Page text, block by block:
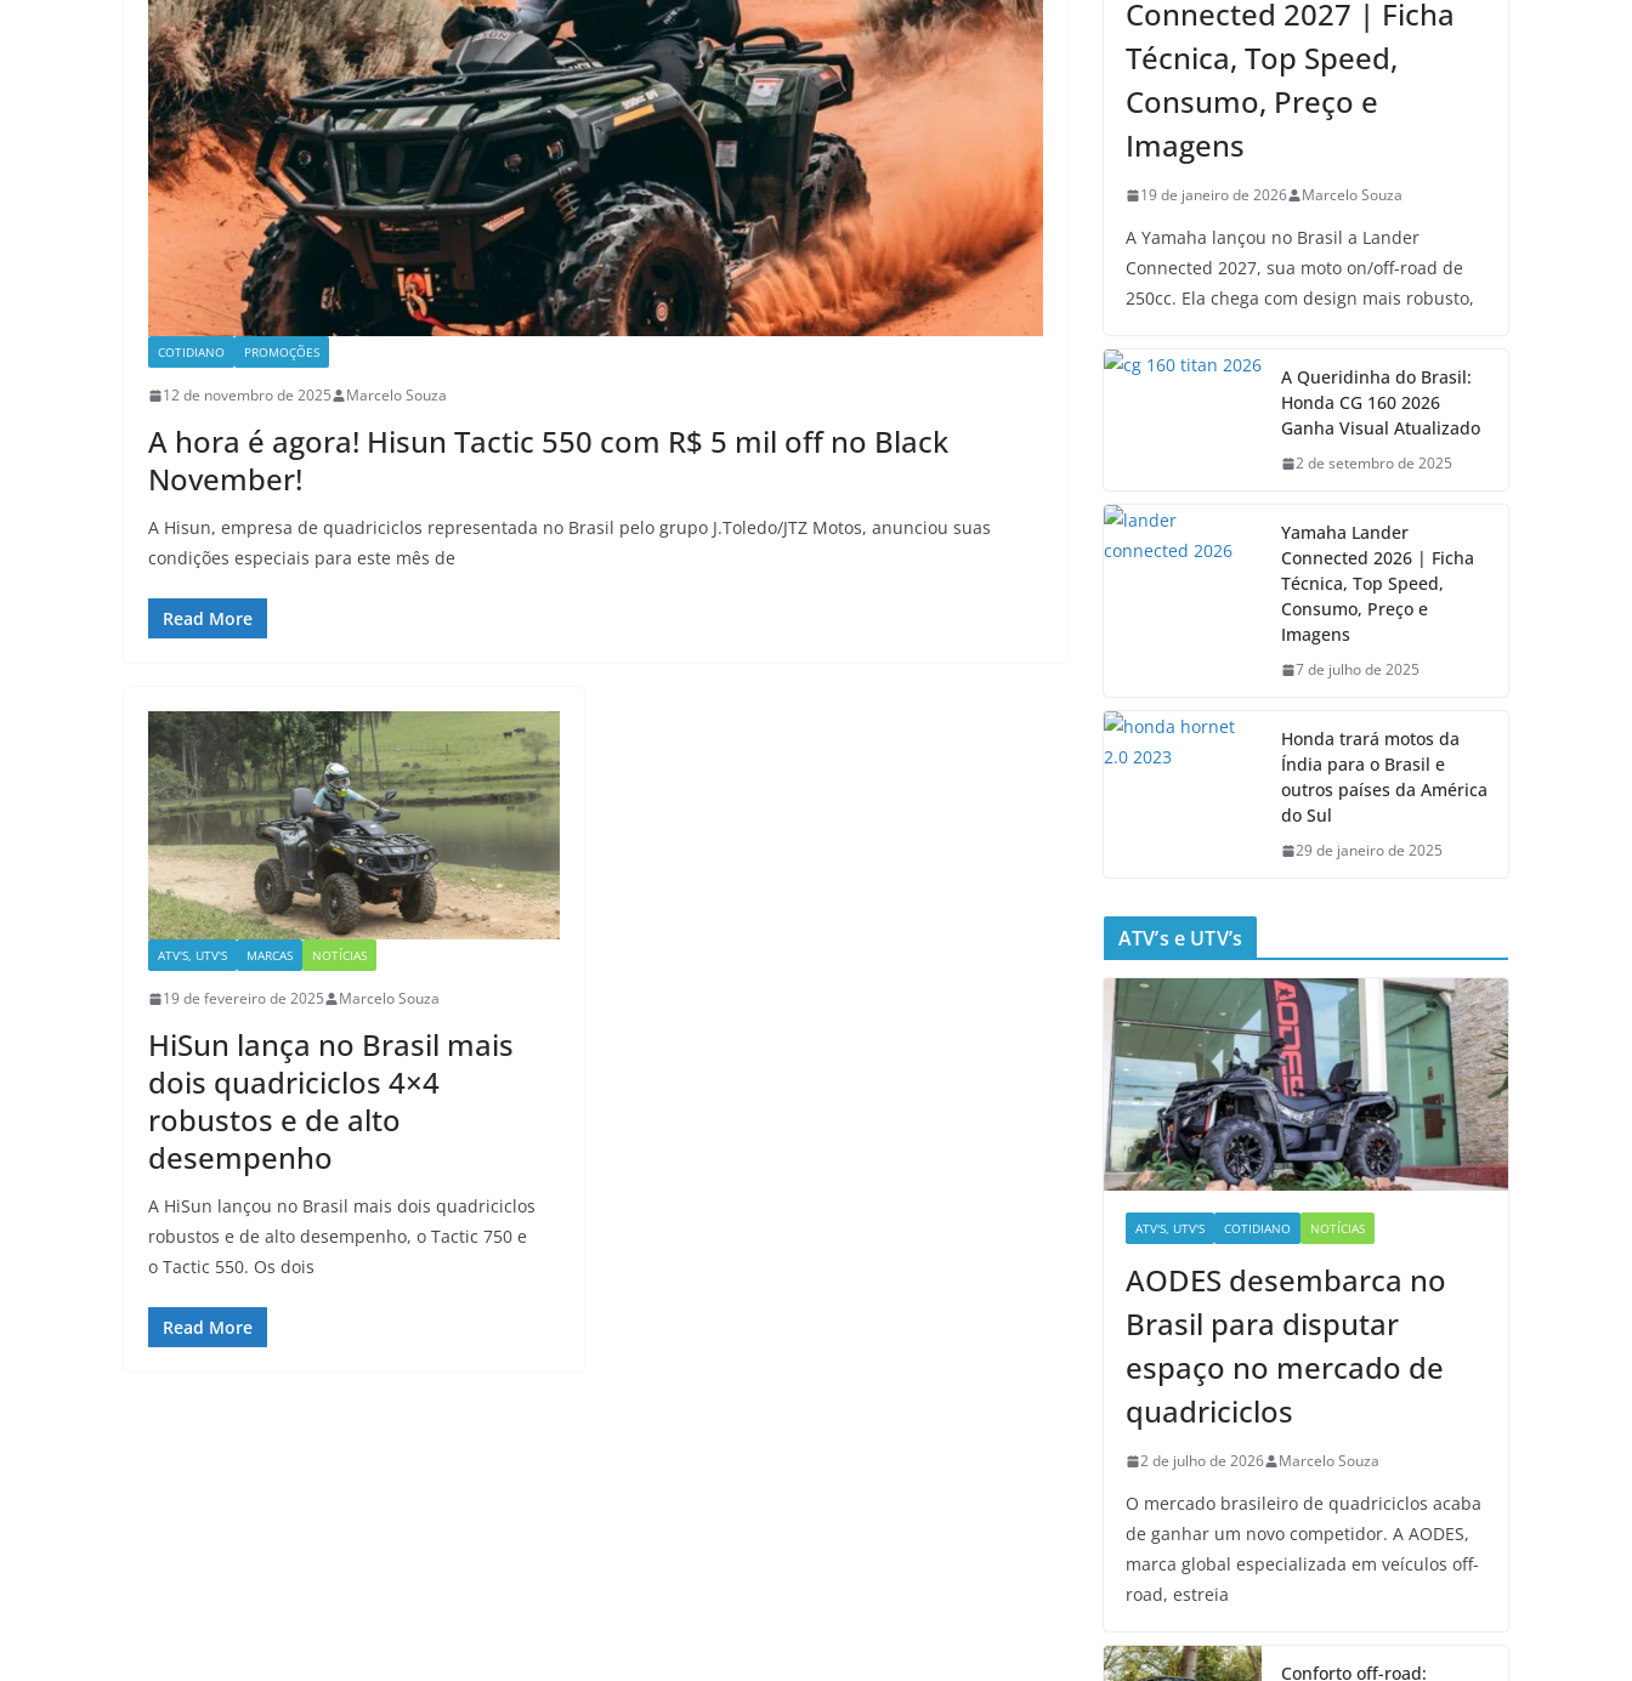
COTIDIANO PROMOÇÕES
12 de novembro de 2025 Marcelo Souza
A hora é agora! Hisun Tactic 550 com R$ 5 mil off no Black
November!
A Hisun, empresa de quadriciclos representada no Brasil pelo grupo J.Toledo/JTZ Motos, anunciou suas
condições especiais para este mês de
Read More
ATV'S, UTV'S MARCAS NOTÍCIAS
19 de fevereiro de 2025 Marcelo Souza
HiSun lança no Brasil mais
dois quadriciclos 4×4
robustos e de alto
desempenho
A HiSun lançou no Brasil mais dois quadriciclos
robustos e de alto desempenho, o Tactic 750 e
o Tactic 550. Os dois
Read More
Connected 2027 | Ficha
Técnica, Top Speed,
Consumo, Preço e
Imagens
19 de janeiro de 2026 Marcelo Souza
A Yamaha lançou no Brasil a Lander
Connected 2027, sua moto on/off-road de
250cc. Ela chega com design mais robusto,
A Queridinha do Brasil:
Honda CG 160 2026
Ganha Visual Atualizado
2 de setembro de 2025
Yamaha Lander
Connected 2026 | Ficha
Técnica, Top Speed,
Consumo, Preço e
Imagens
7 de julho de 2025
Honda trará motos da
Índia para o Brasil e
outros países da América
do Sul
29 de janeiro de 2025
ATV’s e UTV’s
ATV'S, UTV'S COTIDIANO NOTÍCIAS
AODES desembarca no
Brasil para disputar
espaço no mercado de
quadriciclos
2 de julho de 2026 Marcelo Souza
O mercado brasileiro de quadriciclos acaba
de ganhar um novo competidor. A AODES,
marca global especializada em veículos off-
road, estreia
Conforto off-road: